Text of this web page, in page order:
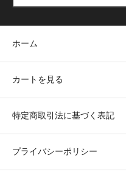
ホーム
カートを見る
特定商取引法に基づく表記
プライバシーポリシー